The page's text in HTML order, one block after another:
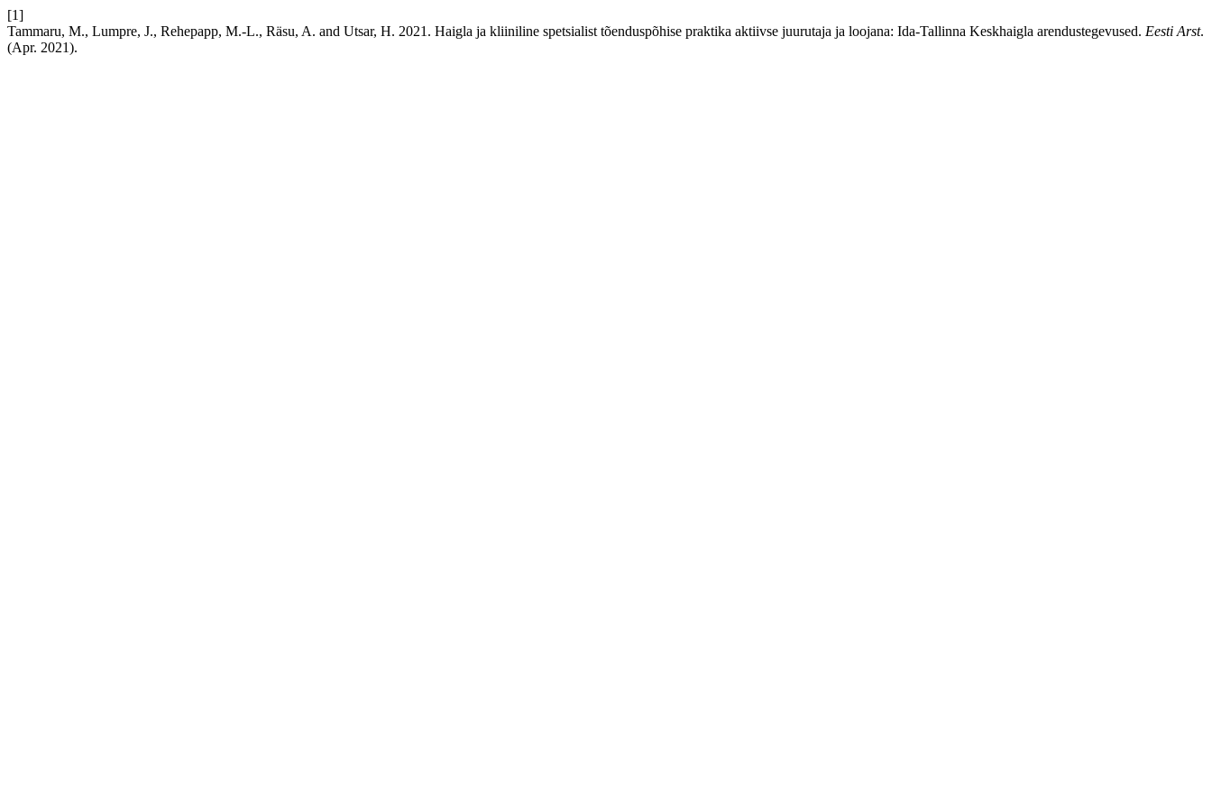
[1]
Tammaru, M., Lumpre, J., Rehepapp, M.-L., Räsu, A. and Utsar, H. 2021. Haigla ja kliiniline spetsialist tõenduspõhise praktika aktiivse juurutaja ja loojana: Ida-Tallinna Keskhaigla arendustegevused. Eesti Arst.
(Apr. 2021).